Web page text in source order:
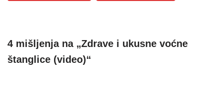
4 mišljenja na „Zdrave i ukusne voćne
štanglice (video)“